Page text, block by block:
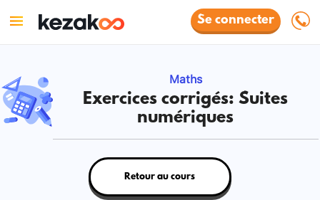
Se connecter
Maths
Exercices corrigés: Suites
numériques
Retour au cours